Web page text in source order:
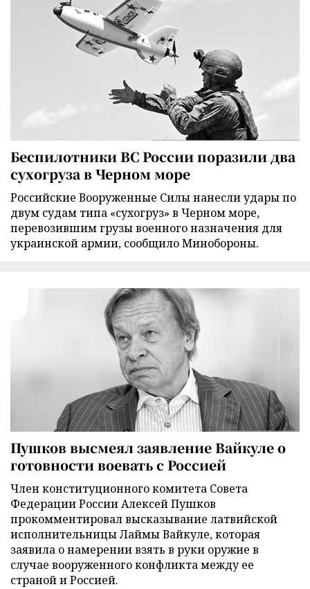
Беспилотники ВС России поразили два
сухогруза в Черном море
Российские Вооруженные Силы нанесли удары по
двум судам типа «сухогруз» в Черном море,
перевозившим грузы военного назначения для
украинской армии, сообщило Минобороны.
Пушков высмеял заявление Вайкуле о
готовности воевать с Россией
Член конституционного комитета Совета
Федерации России Алексей Пушков
прокомментировал высказывание латвийской
исполнительницы Лаймы Вайкуле, которая
заявила о намерении взять в руки оружие в
случае вооруженного конфликта между ее
страной и Россией.